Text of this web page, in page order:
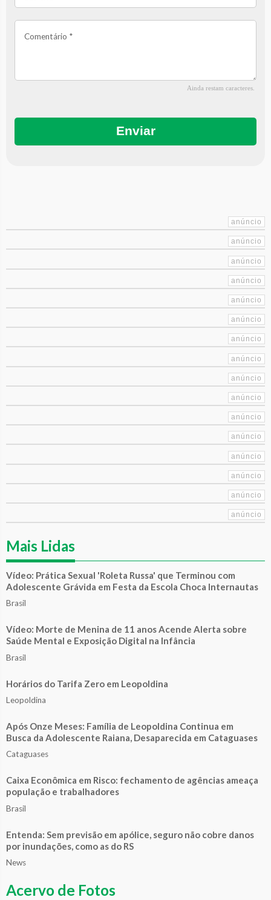
Ainda restamcaracteres.
Enviar
Mais Lidas
Vídeo: Prática Sexual 'Roleta Russa' que Terminou com
Adolescente Grávida em Festa da Escola Choca Internautas
Brasil
Vídeo: Morte de Menina de 11 anos Acende Alerta sobre
Saúde Mental e Exposição Digital na Infância
Brasil
Horários do Tarifa Zero em Leopoldina
Leopoldina
Após Onze Meses: Família de Leopoldina Continua em
Busca da Adolescente Raiana, Desaparecida em Cataguases
Cataguases
Caixa Econômica em Risco: fechamento de agências ameaça
população e trabalhadores
Brasil
Entenda: Sem previsão em apólice, seguro não cobre danos
por inundações, como as do RS
News
Acervo de Fotos